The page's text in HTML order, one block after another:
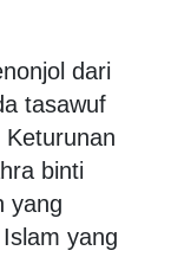
dari
tasawuf
binti
yang
yang